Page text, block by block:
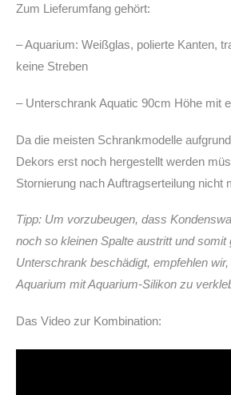
Zum Lieferumfang gehört:
– Aquarium: Weißglas, polierte Kanten,
keine Streben
– Unterschrank Aquatic 90cm Höhe mit
Da die meisten Schrankmodelle
Dekors erst noch hergestellt werden
Stornierung nach Auftragserteilung nicht
Tipp: Um vorzubeugen, dass
noch so kleinen Spalte austritt und somit
Unterschrank beschädigt, empfehlen
Aquarium mit Aquarium-Silikon zu
Das Video zur Kombination: